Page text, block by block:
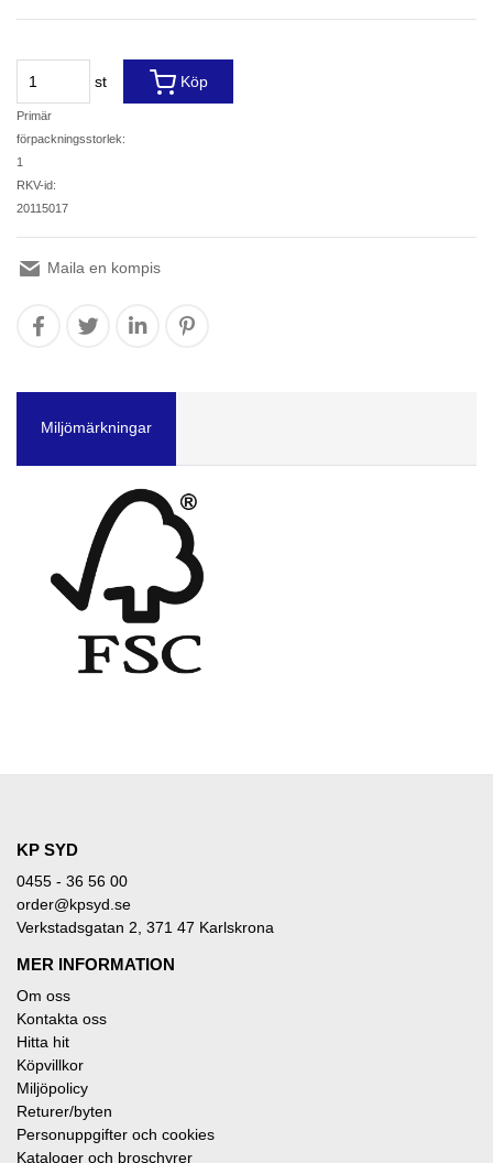
st
Primär
förpackningsstorlek:
1
RKV-id:
20115017
Köp
Maila en kompis
Miljömärkningar
KP SYD
0455 - 36 56 00
order@kpsyd.se
Verkstadsgatan 2, 371 47 Karlskrona
MER INFORMATION
Om oss
Kontakta oss
Hitta hit
Köpvillkor
Miljöpolicy
Returer/byten
Personuppgifter och cookies
Kataloger och broschyrer